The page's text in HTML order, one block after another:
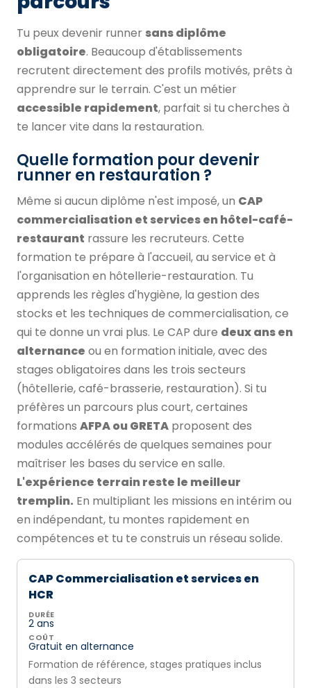
Tu peux devenir runner sans diplôme
obligatoire. Beaucoup d'établissements
recrutent directement des profils motivés, prêts à
apprendre sur le terrain. C'est un métier
accessible rapidement, parfait si tu cherches à
te lancer vite dans la restauration.
Quelle formation pour devenir
runner en restauration ?
Même si aucun diplôme n'est imposé, un CAP
commercialisation et services en hôtel-café-
restaurant rassure les recruteurs. Cette
formation te prépare à l'accueil, au service et à
l'organisation en hôtellerie-restauration. Tu
apprends les règles d'hygiène, la gestion des
stocks et les techniques de commercialisation, ce
qui te donne un vrai plus. Le CAP dure deux ans en
alternance ou en formation initiale, avec des
stages obligatoires dans les trois secteurs
(hôtellerie, café-brasserie, restauration). Si tu
préfères un parcours plus court, certaines
formations AFPA ou GRETA proposent des
modules accélérés de quelques semaines pour
maîtriser les bases du service en salle.
L'expérience terrain reste le meilleur
tremplin. En multipliant les missions en intérim ou
en indépendant, tu montes rapidement en
compétences et tu te construis un réseau solide.
CAP Commercialisation et services en
HCR
DURÉE
2 ans
COÛT
Gratuit en alternance
Formation de référence, stages pratiques inclus
dans les 3 secteurs